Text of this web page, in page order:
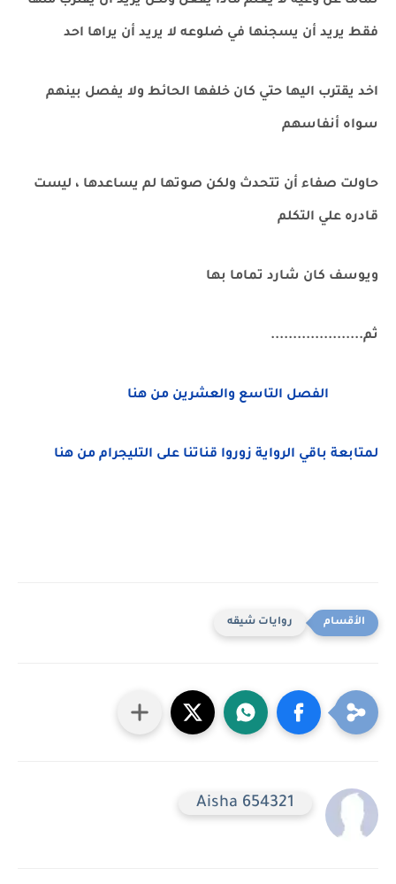
فقط يريد أن يسجنها في ضلوعه لا يريد أن يراها احد
اخد يقترب اليها حتي كان خلفها الحائط ولا يفصل بينهم
سواه أنفاسهم
حاولت صفاء أن تتحدث ولكن صوتها لم يساعدها ، ليست
قادره علي التكلم
ويوسف كان شارد تماما بها
ثم.....................
الفصل التاسع والعشرين من هنا
لمتابعة باقي الرواية زوروا قناتنا على التليجرام من هنا
روايات شيقه
Aisha 654321